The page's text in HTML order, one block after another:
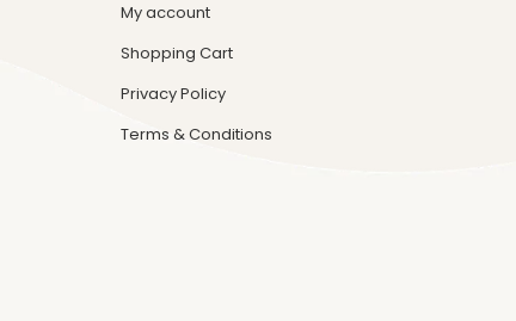
My account
Shopping Cart
Privacy Policy
Terms & Conditions